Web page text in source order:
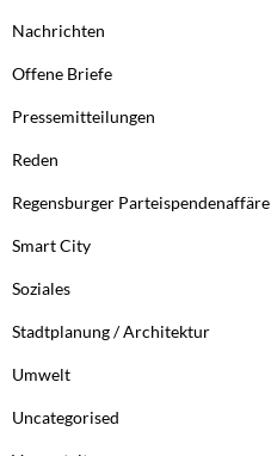
Nachrichten
Offene Briefe
Pressemitteilungen
Reden
Regensburger Parteispendenaffäre
Smart City
Soziales
Stadtplanung / Architektur
Umwelt
Uncategorised